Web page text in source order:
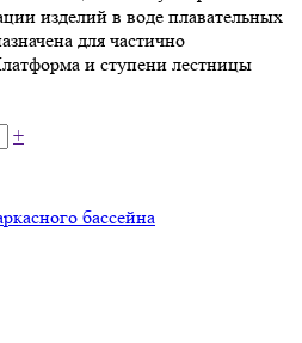
изделий в воде плавательных
для частично
и ступени лестницы
+
бассейна